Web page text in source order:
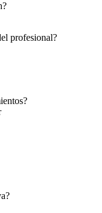
profesional?